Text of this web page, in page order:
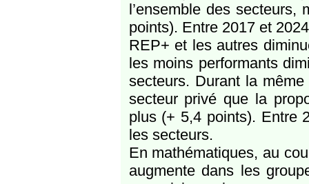
l’ensemble des secteurs,
points). Entre 2017 et
REP+ et les autres
les moins performants
secteurs. Durant la
secteur privé que la
plus (+ 5,4 points). Entre
les secteurs.
En mathématiques, au
augmente dans les